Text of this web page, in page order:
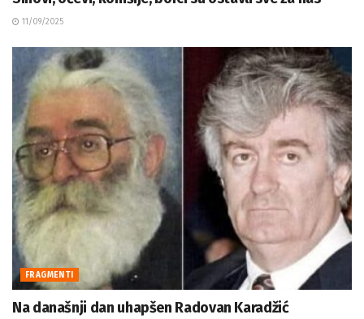
11/09/2025
FRAGMENTI
Na današnji dan uhapšen Radovan Karadžić